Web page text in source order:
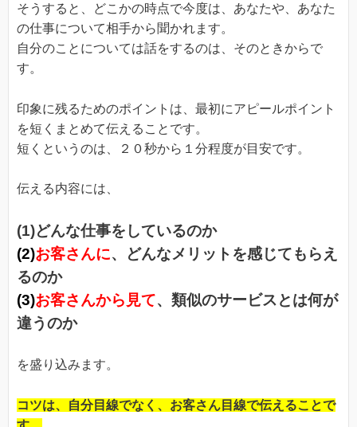
そうすると、どこかの時点で今度は、あなたや、あなた
の仕事について相手から聞かれます。
自分のことについては話をするのは、そのときからで
す。
印象に残るためのポイントは、最初にアピールポイント
を短くまとめて伝えることです。
短くというのは、２０秒から１分程度が目安です。
伝える内容には、
(1)どんな仕事をしているのか
(2)お客さんに、どんなメリットを感じてもらえ
るのか
(3)お客さんから見て、類似のサービスとは何が
違うのか
を盛り込みます。
コツは、自分目線でなく、お客さん目線で伝えることで